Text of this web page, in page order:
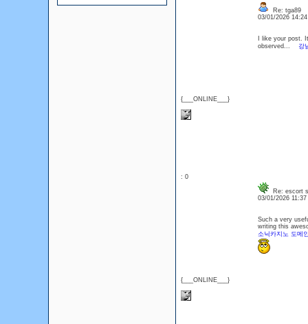
{___ONLINE___}
Re: tga89
03/01/2026
I like your post.
observed...
강
: 0
{___ONLINE___}
Re: escort
03/01/2026
Such a very
writing this
소닉카지노 도메